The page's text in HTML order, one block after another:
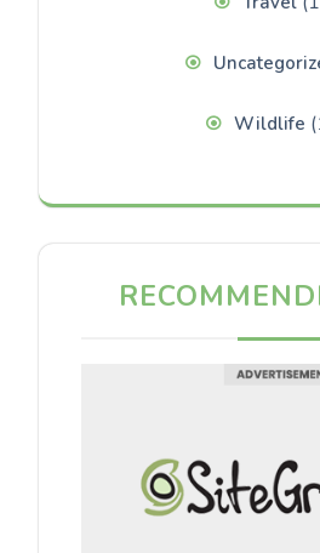
Wildlife